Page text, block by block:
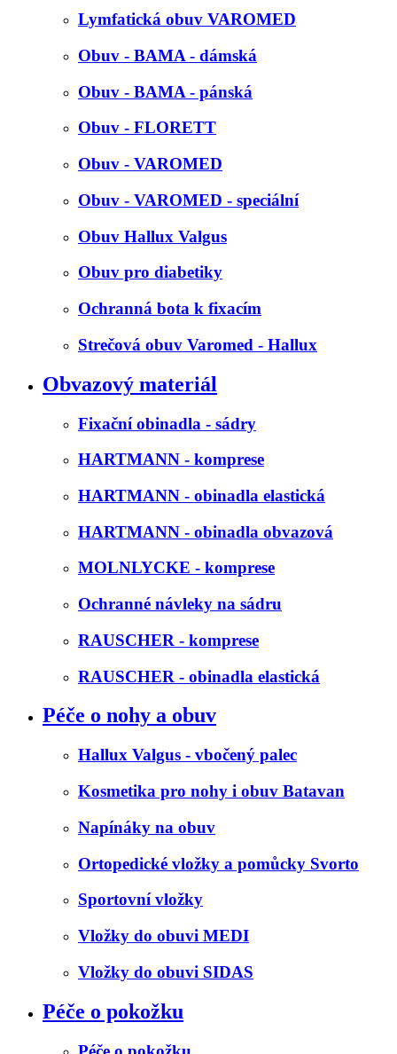
Lymfatická obuv VAROMED
Obuv - BAMA - dámská
Obuv - BAMA - pánská
Obuv - FLORETT
Obuv - VAROMED
Obuv - VAROMED - speciální
Obuv Hallux Valgus
Obuv pro diabetiky
Ochranná bota k fixacím
Strečová obuv Varomed - Hallux
Obvazový materiál
Fixační obinadla - sádry
HARTMANN - komprese
HARTMANN - obinadla elastická
HARTMANN - obinadla obvazová
MOLNLYCKE - komprese
Ochranné návleky na sádru
RAUSCHER - komprese
RAUSCHER - obinadla elastická
Péče o nohy a obuv
Hallux Valgus - vbočený palec
Kosmetika pro nohy i obuv Batavan
Napínáky na obuv
Ortopedické vložky a pomůcky Svorto
Sportovní vložky
Vložky do obuvi MEDI
Vložky do obuvi SIDAS
Péče o pokožku